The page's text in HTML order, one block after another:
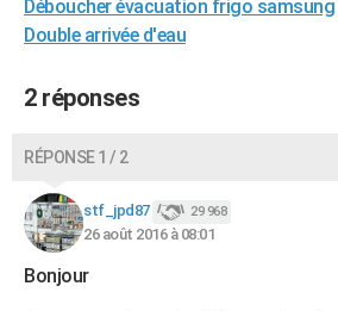
Carte de Noël
Carte Bonne année
Carte Saint-Valentin
Carte Pâques
Carte d'anniversaire
DICTIONNAIRE
FORUM
Bricolage
Lifestyle
Culture
Sport
Auto
Television
Voyage
Cinema
Déboucher évacuation frigo samsung
Double arrivée d'eau
2 réponses
RÉPONSE 1 / 2
stf_jpd87 29 968
26 août 2016 à 08:01
Bonjour